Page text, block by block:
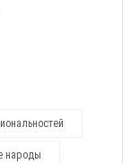
народы